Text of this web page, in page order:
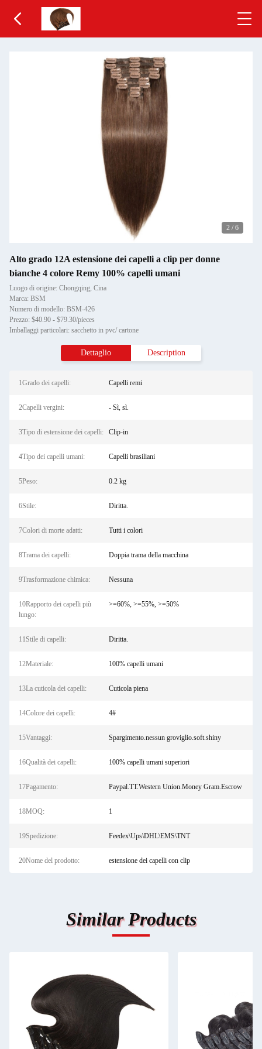
2 / 6
Alto grado 12A estensione dei capelli a clip per donne
bianche 4 colore Remy 100% capelli umani
Luogo di origine: Chongqing, Cina
Marca: BSM
Numero di modello: BSM-426
Prezzo: $40.90 - $79.30/pieces
Imballaggi particolari: sacchetto in pvc/ cartone
Dettaglio Description
1Grado dei capelli: Capelli remi
2Capelli vergini: - Sì, sì.
3Tipo di estensione dei capelli: Clip-in
4Tipo dei capelli umani: Capelli brasiliani
5Peso: 0.2 kg
6Stile: Diritta.
7Colori di morte adatti: Tutti i colori
8Trama dei capelli: Doppia trama della macchina
9Trasformazione chimica: Nessuna
10Rapporto dei capelli più
lungo:
>=60%, >=55%, >=50%
11Stile di capelli: Diritta.
12Materiale: 100% capelli umani
13La cuticola dei capelli: Cuticola piena
14Colore dei capelli: 4#
15Vantaggi: Spargimento.nessun groviglio.soft.shiny
16Qualità dei capelli: 100% capelli umani superiori
17Pagamento: Paypal.TT.Western Union.Money Gram.Escrow
18MOQ: 1
19Spedizione: Feedex\Ups\DHL\EMS\TNT
20Nome del prodotto: estensione dei capelli con clip
Similar Products